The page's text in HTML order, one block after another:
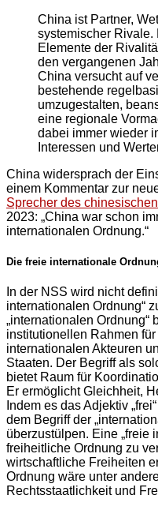
China ist Partner,
systemischer Rivale.
Elemente der
den vergangenen
China versucht auf
bestehende
umzugestalten,
eine regionale
dabei immer wieder
Interessen und
China widersprach der
einem Kommentar zur
Sprecher des
2023: „China war schon
internationalen Ordnung.“
Die freie internationale
In der NSS wird nicht
internationalen Ordnung“
„internationalen Ordnung“
institutionellen Rahmen
internationalen Akteuren
Staaten. Der Begriff als
bietet Raum für
Er ermöglicht Gleichheit,
Indem es das Adjektiv
dem Begriff der
überzustülpen. Eine „freie
freiheitliche Ordnung zu
wirtschaftliche Freiheiten
Ordnung wäre unter
Rechtsstaatlichkeit und